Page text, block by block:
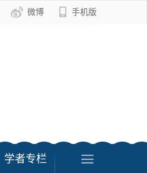
微博 手机版
学者专栏